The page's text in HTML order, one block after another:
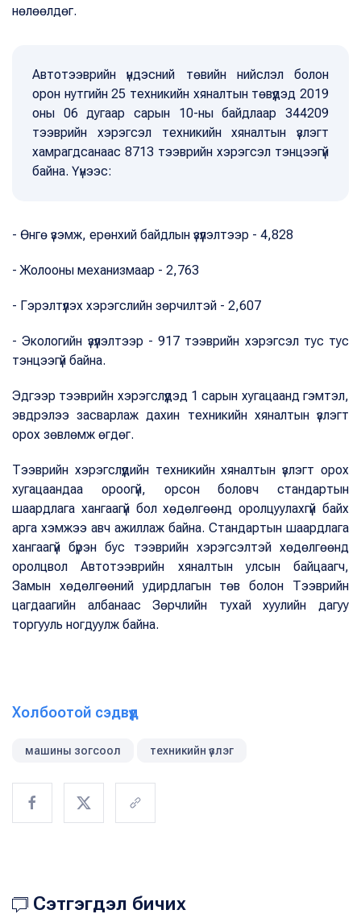
нөлөөлдөг.
Автотээврийн үндэсний төвийн нийслэл болон
орон нутгийн 25 техникийн хяналтын төвүүдэд 2019
оны 06 дугаар сарын 10-ны байдлаар 344209
тээврийн хэрэгсэл техникийн хяналтын үзлэгт
хамрагдсанаас 8713 тээврийн хэрэгсэл тэнцээгүй
байна. Үүнээс:
- Өнгө үзэмж, ерөнхий байдлын үзүүлэлтээр - 4,828
- Жолооны механизмаар - 2,763
- Гэрэлтүүлэх хэрэгслийн зөрчилтэй - 2,607
- Экологийн үзүүлэлтээр - 917 тээврийн хэрэгсэл тус тус
тэнцээгүй байна.
Эдгээр тээврийн хэрэгслүүдэд 1 сарын хугацаанд гэмтэл,
эвдрэлээ засварлаж дахин техникийн хяналтын үзлэгт
орох зөвлөмж өгдөг.
Тээврийн хэрэгслүүдийн техникийн хяналтын үзлэгт орох
хугацаандаа ороогүй, орсон боловч стандартын
шаардлага хангаагүй бол хөдөлгөөнд оролцуулахгүй байх
арга хэмжээ авч ажиллаж байна. Стандартын шаардлага
хангаагүй бүрэн бус тээврийн хэрэгсэлтэй хөдөлгөөнд
оролцвол Автотээврийн хяналтын улсын байцаагч,
Замын хөдөлгөөний удирдлагын төв болон Тээврийн
цагдаагийн албанаас Зөрчлийн тухай хуулийн дагуу
торгууль ногдуулж байна.
Холбоотой сэдвүүд
машины зогсоол техникийн үзлэг
Сэтгэгдэл бичих